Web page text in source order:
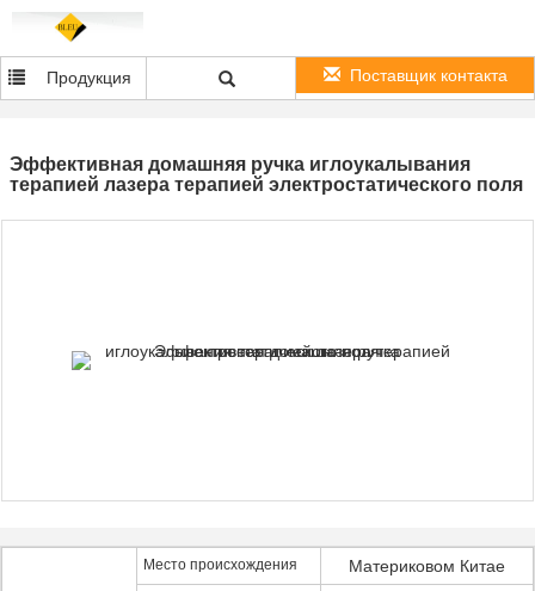
Продукция Поставщик контакта
Эффективная домашняя ручка иглоукалывания
терапией лазера терапией электростатического поля
Место происхождения Материковом Китае